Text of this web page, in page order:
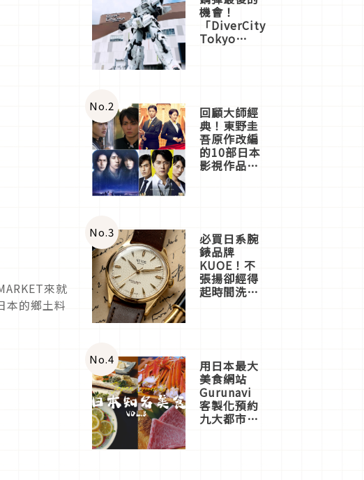
來就
本的鄉土料
機會！
「DiverCity
Tokyo
體驗
No.2 回顧大師經
典！東野圭
吾原作改編
的10部日本
影視作品推
No.3 必買日系腕
錶品牌
KUOE！不
張揚卻經得
起時間洗鍊
No.4 用日本最大
美食網站
Gurunavi
客製化預約
九大都市餐